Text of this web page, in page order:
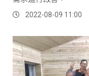
2022-08-09 11:00